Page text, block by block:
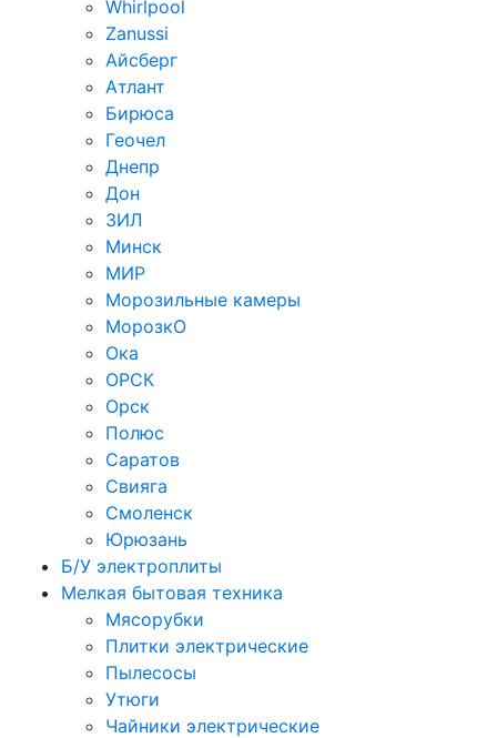
Whirlpool
Zanussi
Айсберг
Атлант
Бирюса
Геочел
Днепр
Дон
ЗИЛ
Минск
МИР
Морозильные камеры
МорозкО
Ока
ОРСК
Орск
Полюс
Саратов
Свияга
Смоленск
Юрюзань
Б/У электроплиты
Мелкая бытовая техника
Мясорубки
Плитки электрические
Пылесосы
Утюги
Чайники электрические